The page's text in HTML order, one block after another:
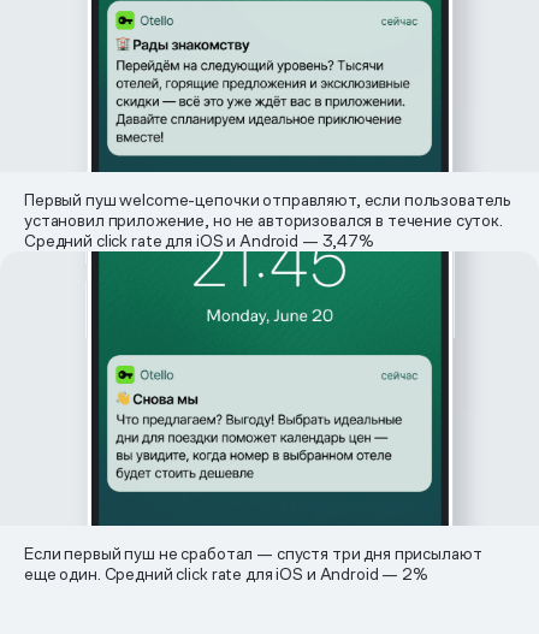
Первый пуш welcome-цепочки отправляют, если пользователь
установил приложение, но не авторизовался в течение суток.
Средний click rate для iOS и Android — 3,47%
Если первый пуш не сработал — спустя три дня присылают
еще один. Средний click rate для iOS и Android — 2%